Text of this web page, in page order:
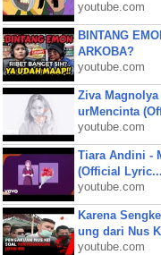
youtube.com
BINTANG
ARKOBA?
youtube.com
Ziva
urMencinta
youtube.com
Tiara Andini -
(Official Lyric...
youtube.com
Karena
ung dari Nus
youtube.com